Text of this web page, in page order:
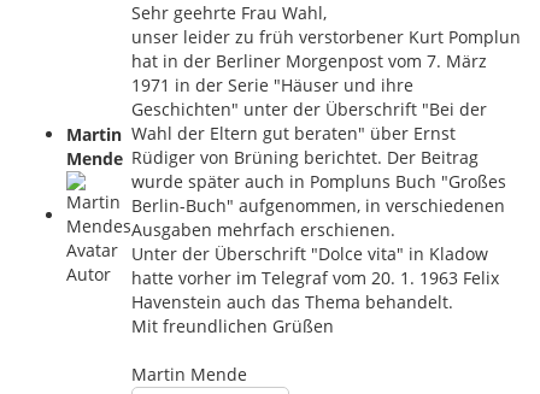
Martin
Mende
Autor
Sehr geehrte Frau Wahl,
unser leider zu früh verstorbener Kurt Pomplun
hat in der Berliner Morgenpost vom 7. März
1971 in der Serie "Häuser und ihre
Geschichten" unter der Überschrift "Bei der
Wahl der Eltern gut beraten" über Ernst
Rüdiger von Brüning berichtet. Der Beitrag
wurde später auch in Pompluns Buch "Großes
Berlin-Buch" aufgenommen, in verschiedenen
Ausgaben mehrfach erschienen.
Unter der Überschrift "Dolce vita" in Kladow
hatte vorher im Telegraf vom 20. 1. 1963 Felix
Havenstein auch das Thema behandelt.
Mit freundlichen Grüßen
Martin Mende